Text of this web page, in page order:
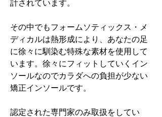
計されています。
その中でもフォームソティックス・メ
ディカルは熱形成により、あなたの足
に徐々に馴染む特殊な素材を使用して
います。徐々にフィットしていくイン
ソールなのでカラダへの負担が少ない
矯正インソールです。
認定された専門家のみ取扱をしてい